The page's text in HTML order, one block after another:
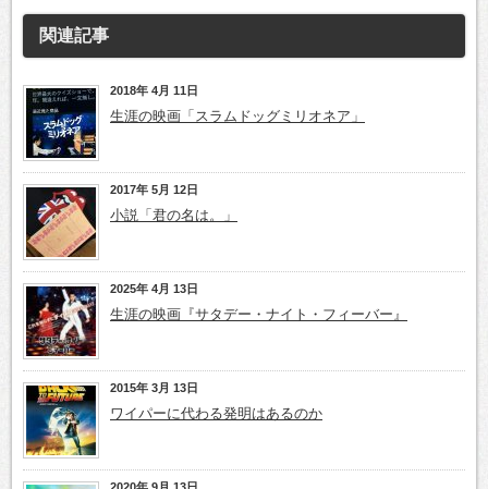
関連記事
2018年 4月 11日
生涯の映画「スラムドッグミリオネア」
2017年 5月 12日
小説「君の名は。」
2025年 4月 13日
生涯の映画『サタデー・ナイト・フィーバー』
2015年 3月 13日
ワイパーに代わる発明はあるのか